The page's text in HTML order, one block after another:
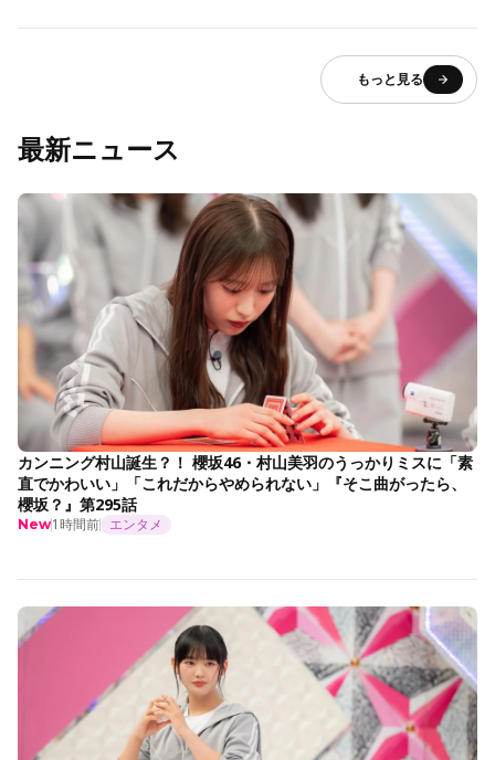
もっと見る
最新ニュース
カンニング村山誕生？！ 櫻坂46・村山美羽のうっかりミスに「素
直でかわいい」「これだからやめられない」『そこ曲がったら、
櫻坂？』第295話
New1時間前 エンタメ